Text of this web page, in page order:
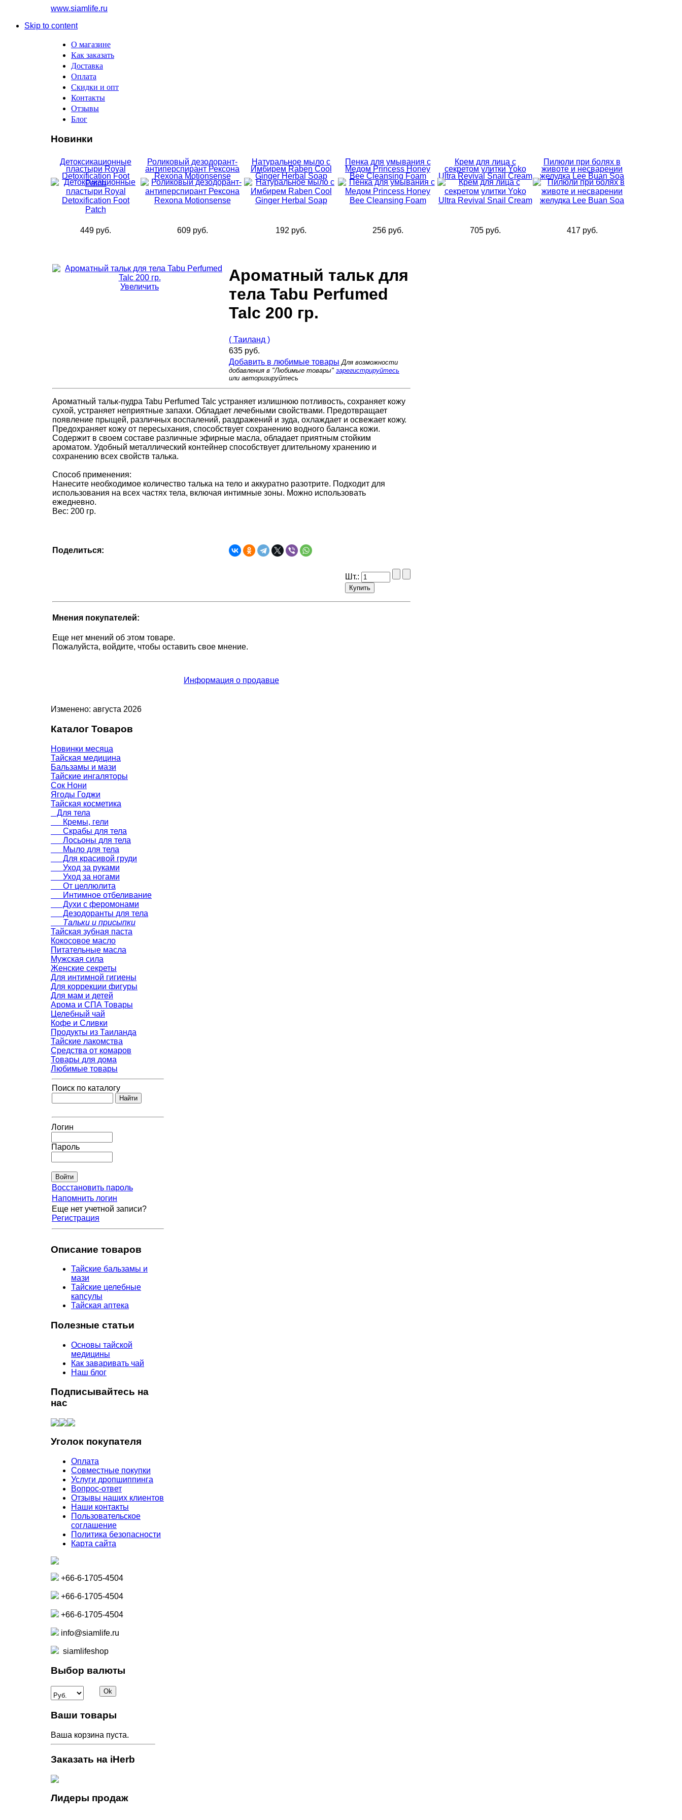
www.siamlife.ru
Skip to content
О магазине
Как заказать
Доставка
Оплата
Скидки и опт
Контакты
Отзывы
Блог
Новинки
Детоксикационные
пластыри Royal
Detoxification Foot
Patch
449 руб.
Роликовый дезодорант-
антиперспирант Рексона
Rexona Motionsense
609 руб.
Натуральное мыло с
Имбирем Raben Cool
Ginger Herbal Soap
192 руб.
Пенка для умывания с
Медом Princess Honey
Bee Cleansing Foam
256 руб.
Крем для лица с
секретом улитки Yoko
Ultra Revival Snail Cream
705 руб.
Пилюли при болях в
животе и несварении
желудка Lee Buan Soa
417 руб.
Увеличить
Ароматный тальк для
тела Tabu Perfumed
Talc 200 гр.
( Таиланд )
635 руб.
Добавить в любимые товары Для возможности
добавления в "Любимые товары" зарегистрируйтесь
или авторизируйтесь
Ароматный тальк-пудра Tabu Perfumed Talc устраняет излишнюю потливость, сохраняет кожу
сухой, устраняет неприятные запахи. Обладает лечебными свойствами. Предотвращает
появление прыщей, различных воспалений, раздражений и зуда, охлаждает и освежает кожу.
Предохраняет кожу от пересыхания, способствует сохранению водного баланса кожи.
Содержит в своем составе различные эфирные масла, обладает приятным стойким
ароматом. Удобный металлический контейнер способствует длительному хранению и
сохранению всех свойств талька.
Способ применения:
Нанесите необходимое количество талька на тело и аккуратно разотрите. Подходит для
использования на всех частях тела, включая интимные зоны. Можно использовать
ежедневно.
Вес: 200 гр.
Поделиться:
Шт.:
Мнения покупателей:
Еще нет мнений об этом товаре.
Пожалуйста, войдите, чтобы оставить свое мнение.
Информация о продавце
Изменено: августа 2026
Каталог Товаров
Новинки месяца
Тайская медицина
Бальзамы и мази
Тайские ингаляторы
Сок Нони
Ягоды Годжи
Тайская косметика
Для тела
Кремы, гели
Скрабы для тела
Лосьоны для тела
Мыло для тела
Для красивой груди
Уход за руками
Уход за ногами
От целлюлита
Интимное отбеливание
Духи с феромонами
Дезодоранты для тела
Тальки и присыпки
Тайская зубная паста
Кокосовое масло
Питательные масла
Мужская сила
Женские секреты
Для интимной гигиены
Для коррекции фигуры
Для мам и детей
Арома и СПА Товары
Целебный чай
Кофе и Сливки
Продукты из Таиланда
Тайские лакомства
Средства от комаров
Товары для дома
Любимые товары
Поиск по каталогу
Логин
Пароль
Восстановить пароль
Напомнить логин
Еще нет учетной записи?
Регистрация
Описание товаров
Тайские бальзамы и
мази
Тайские целебные
капсулы
Тайская аптека
Полезные статьи
Основы тайской
медицины
Как заваривать чай
Наш блог
Подписывайтесь на
нас
Уголок покупателя
Оплата
Совместные покупки
Услуги дропшиппинга
Вопрос-ответ
Отзывы наших клиентов
Наши контакты
Пользовательское
соглашение
Политика безопасности
Карта сайта
+66-6-1705-4504
+66-6-1705-4504
+66-6-1705-4504
info@siamlife.ru
siamlifeshop
Выбор валюты
Ваши товары
Ваша корзина пуста.
Заказать на iHerb
Лидеры продаж